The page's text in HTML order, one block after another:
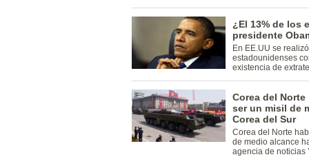
¿El 13% de los
presidente
En EE.UU se
estadounidenses
existencia de
Corea del
ser un misil de
Corea del Sur
Corea del Norte
de medio alcance
agencia de noticias